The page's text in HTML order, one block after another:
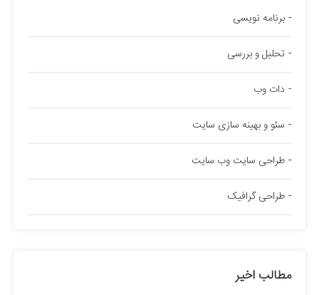
برنامه نویسی
تحلیل و بررسی
دات وب
سئو و بهینه سازی سایت
طراحی سایت وب سایت
طراحی گرافیک
مطالب اخیر